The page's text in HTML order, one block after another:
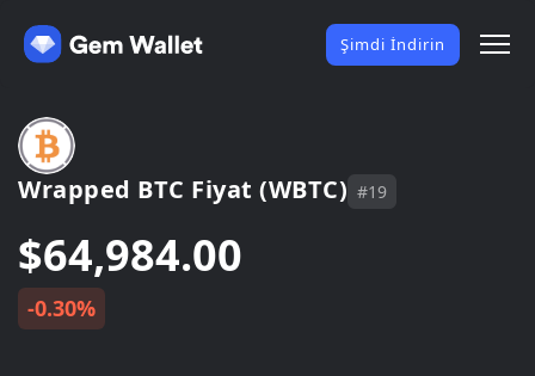
Şimdi İndirin
Wrapped BTC Fiyat (WBTC) #19
$64,984.00
-0.30%